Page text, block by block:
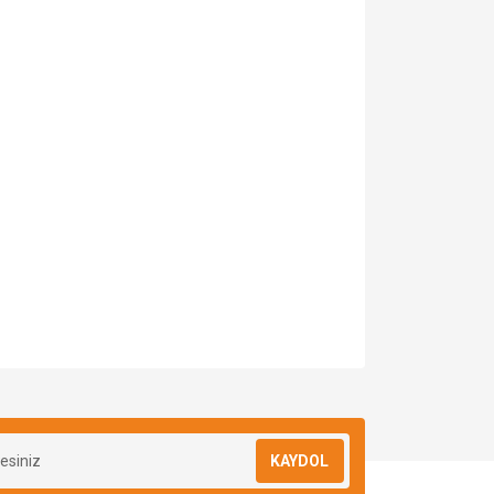
KAYDOL